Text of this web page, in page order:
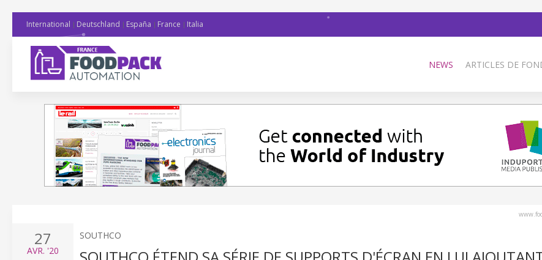
International Deutschland España France Italia
NEWS ARTICLES DE
27
AVR. '20
SOUTHCO